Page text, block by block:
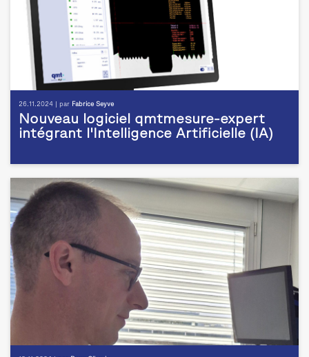
26.11.2024 | par Fabrice Seyve
Nouveau logiciel qmtmesure-expert
intégrant l'Intelligence Artificielle (IA)